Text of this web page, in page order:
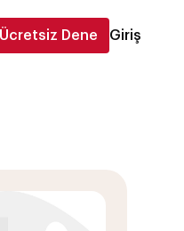
Ücretsiz Dene Giriş